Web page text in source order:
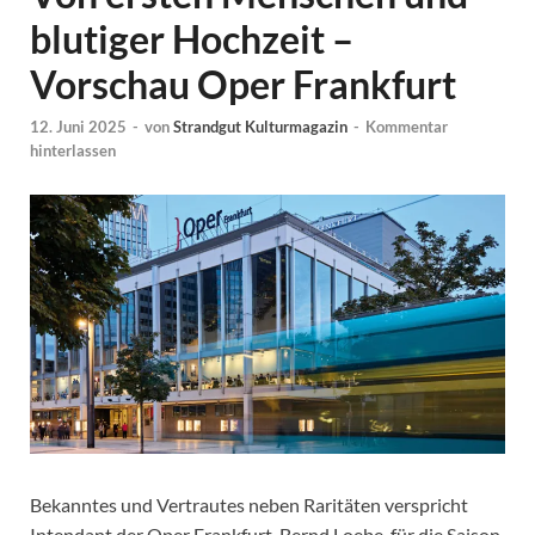
blutiger Hochzeit –
Vorschau Oper Frankfurt
12. Juni 2025 - vonStrandgut Kulturmagazin - Kommentar
hinterlassen
Bekanntes und Vertrautes neben Raritäten verspricht